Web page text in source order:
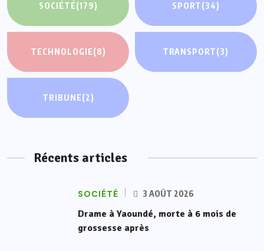
SOCIÉTÉ(179) SPORT(34)
TECHNOLOGIE(8) TRANSPORT(3)
TRIBUNE(2)
Récents articles
SOCIÉTÉ 3 AOÛT 2026
Drame à Yaoundé, morte à 6 mois de
grossesse après